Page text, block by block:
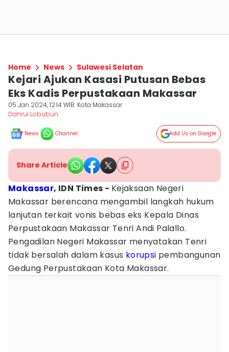
Home News Sulawesi Selatan
Kejari Ajukan Kasasi Putusan Bebas
Eks Kadis Perpustakaan Makassar
05 Jan 2024, 12:14 WIB Kota Makassar
Dahrul Lobubun
News Channel Add Us on Google
Share Article
Makassar, IDN Times - Kejaksaan Negeri
Makassar berencana mengambil langkah hukum
lanjutan terkait vonis bebas eks Kepala Dinas
Perpustakaan Makassar Tenri Andi Palallo.
Pengadilan Negeri Makassar menyatakan Tenri
tidak bersalah dalam kasus korupsi pembangunan
Gedung Perpustakaan Kota Makassar.